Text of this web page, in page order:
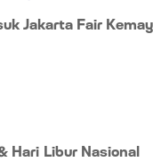
Jakarta Fair
Hari Libur Nasional